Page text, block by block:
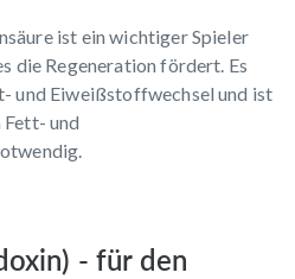
ist ein wichtiger Spieler
die Regeneration fördert. Es
und Eiweißstoffwechsel und ist
Fett- und
- für den